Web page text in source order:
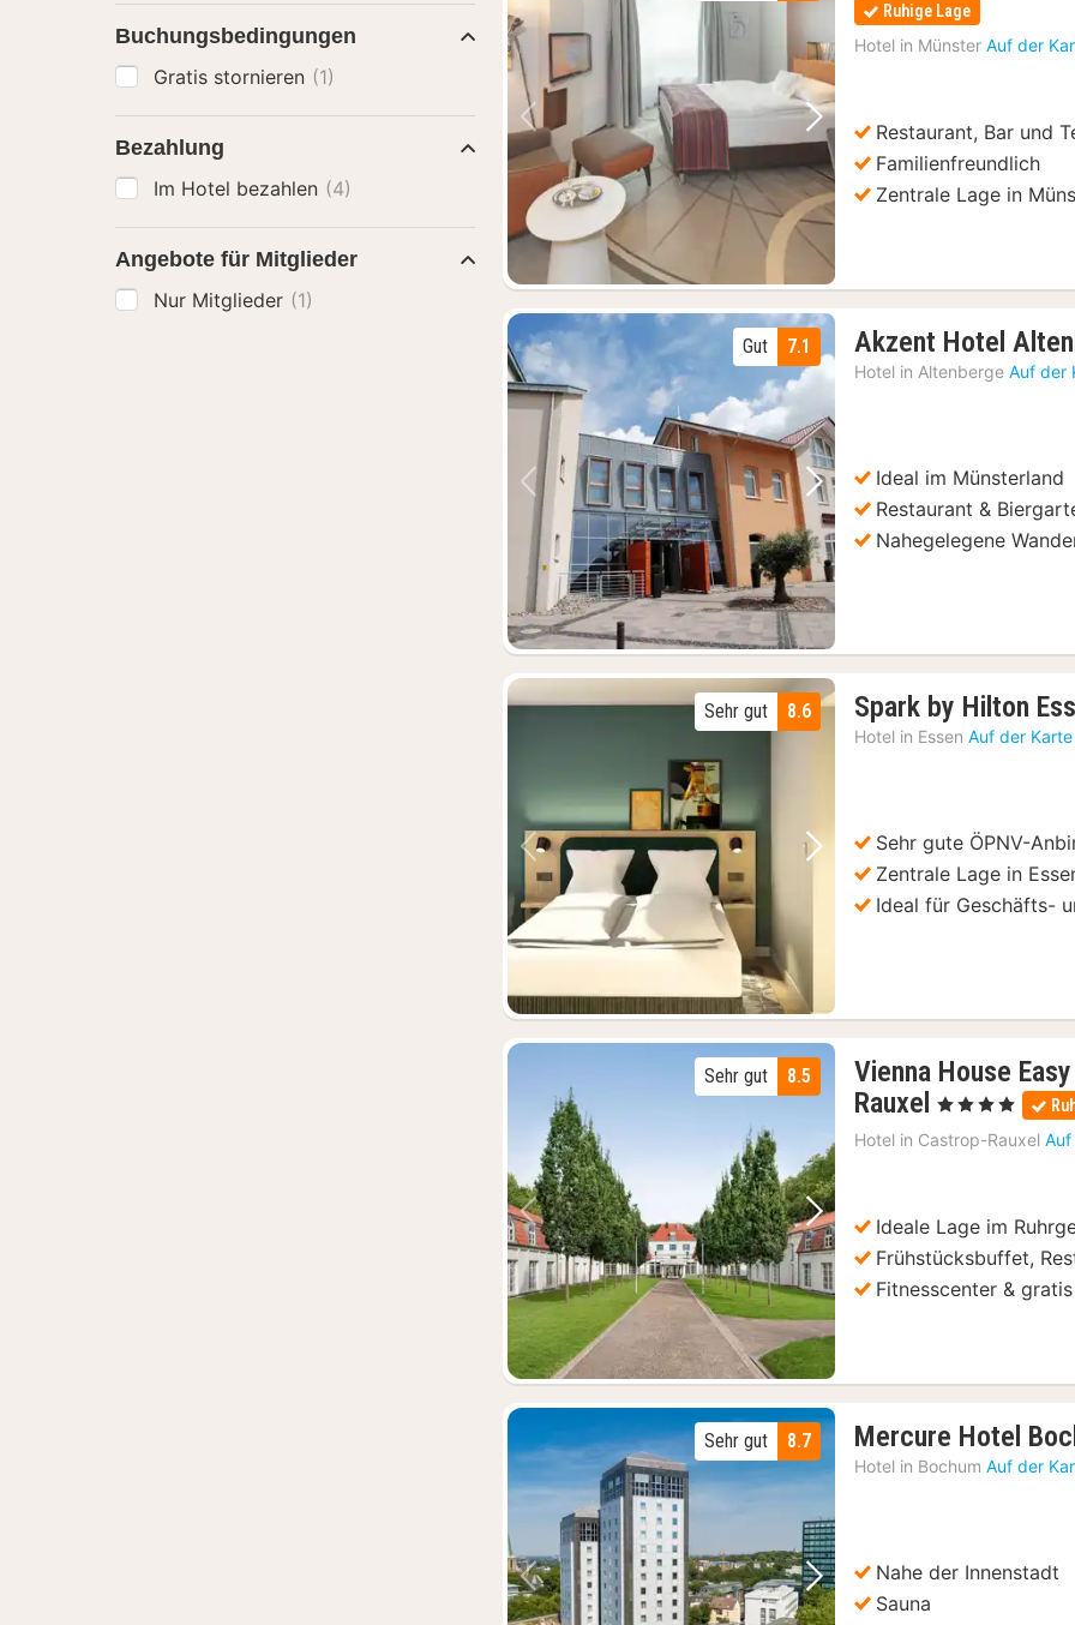
Vorheriges Bild Nächstes Bild
Ruhige Lage
Hotel in Münster Auf der
Restaurant, Bar und
Familienfreundlich
Zentrale Lage in
Vorheriges Bild Nächstes Bild
7.1
Gut Akzent Hotel
Hotel in Altenberge Auf der
Ideal im Münsterland
Restaurant &
Nahegelegene
Vorheriges Bild Nächstes Bild
8.6
Sehr gut Spark by Hilton
Hotel in Essen Auf der
Sehr gute ÖPNV-
Zentrale Lage in
Ideal für Geschäfts-
Vorheriges Bild Nächstes Bild
8.5
Sehr gut
Vienna House
Rauxel 2
Nächte
ab
€
, 4 Sterne
Hotel in Castrop-Rauxel
Ideale Lage im
Frühstücksbuffet,
Fitnesscenter &
Vorheriges Bild Nächstes Bild
8.7
Sehr gut Mercure Hotel
Hotel in Bochum Auf der
Nahe der Innenstadt
Sauna
Buchungsbedingungen
Gratis stornieren (1)
Bezahlung
Im Hotel bezahlen (4)
Angebote für Mitglieder
Nur Mitglieder (1)